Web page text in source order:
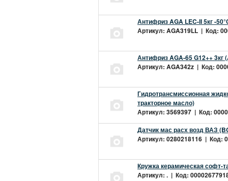
Антифриз AGA LEC-II 5кг -
Артикул: AGA319LL | Код:
Антифриз AGA-65 G12++ 3кг
Артикул: AGA342z | Код:
Гидротрансмиссионная
тракторное масло)
Артикул: 3569397 | Код:
Датчик мас расх возд ВАЗ
Артикул: 0280218116 | Код:
Кружка керамическая софт-
Артикул: . | Код: